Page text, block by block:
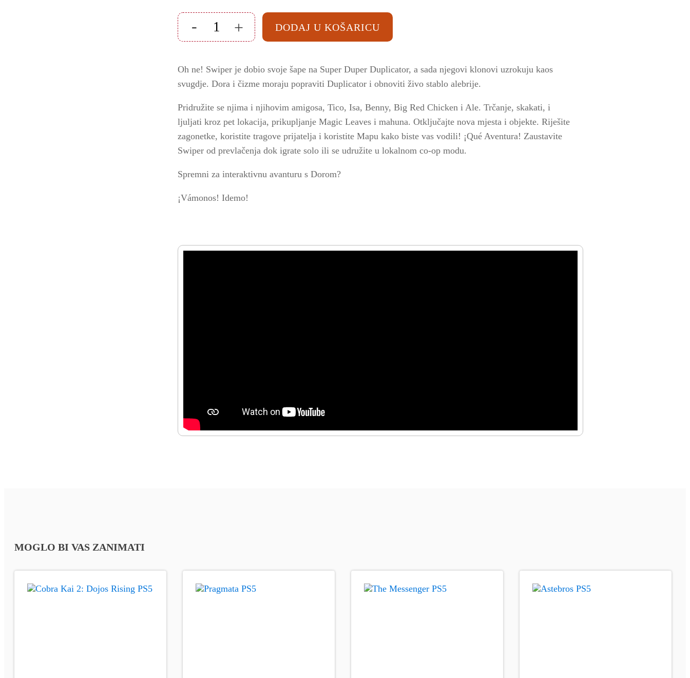
-
Rainforest
+ DODAJ U KOŠARICU
Oh ne! Swiper je dobio svoje šape na Super Duper Duplicator, a sada njegovi klonovi uzrokuju kaos
svugdje. Dora i čizme moraju popraviti Duplicator i obnoviti živo stablo alebrije.
Pridružite se njima i njihovim amigosa, Tico, Isa, Benny, Big Red Chicken i Ale. Trčanje, skakati, i
ljuljati kroz pet lokacija, prikupljanje Magic Leaves i mahuna. Otključajte nova mjesta i objekte. Riješite
zagonetke, koristite tragove prijatelja i koristite Mapu kako biste vas vodili! ¡Qué Aventura! Zaustavite
Swiper od prevlačenja dok igrate solo ili se udružite u lokalnom co-op modu.
Spremni za interaktivnu avanturu s Dorom?
¡Vámonos! Idemo!
MOGLO BI VAS ZANIMATI